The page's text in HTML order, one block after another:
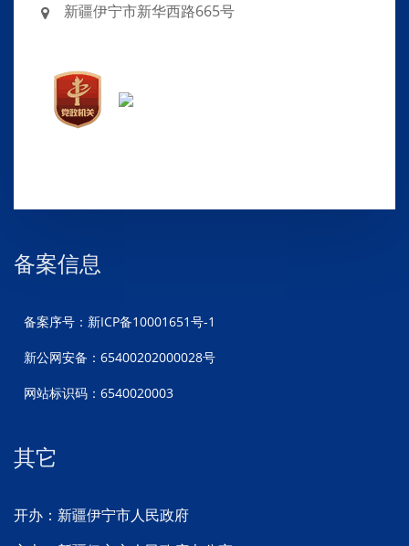
新疆伊宁市新华西路665号
备案信息
备案序号：新ICP备10001651号-1
新公网安备：65400202000028号
网站标识码：6540020003
其它
开办：新疆伊宁市人民政府